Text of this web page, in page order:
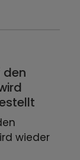
den
wieder